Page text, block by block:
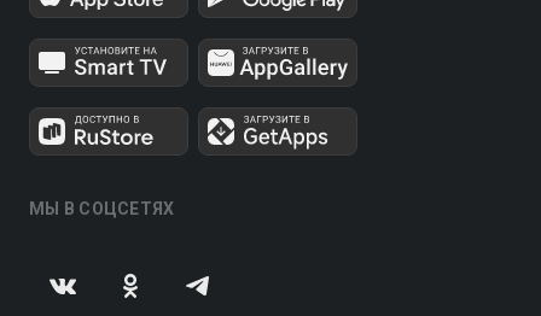
МЫ В СОЦСЕТЯХ